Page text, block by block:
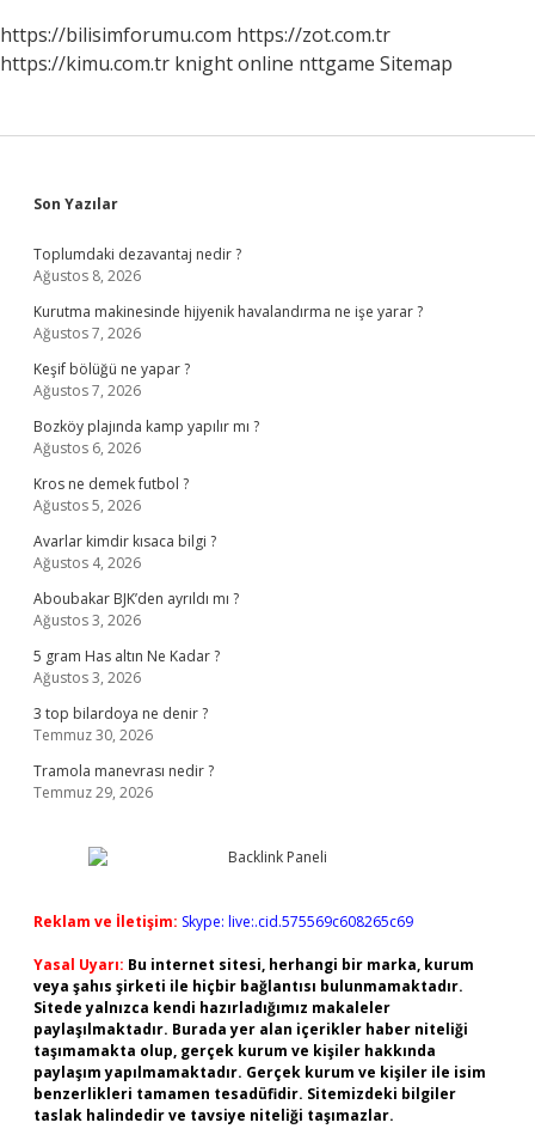
https://bilisimforumu.com https://zot.com.tr
https://kimu.com.tr knight online nttgame Sitemap
Sidebar
Son Yazılar
Toplumdaki dezavantaj nedir ?
Ağustos 8, 2026
Kurutma makinesinde hijyenik havalandırma ne işe yarar ?
Ağustos 7, 2026
Keşif bölüğü ne yapar ?
Ağustos 7, 2026
Bozköy plajında kamp yapılır mı ?
Ağustos 6, 2026
Kros ne demek futbol ?
Ağustos 5, 2026
Avarlar kimdir kısaca bilgi ?
Ağustos 4, 2026
Aboubakar BJK’den ayrıldı mı ?
Ağustos 3, 2026
5 gram Has altın Ne Kadar ?
Ağustos 3, 2026
3 top bilardoya ne denir ?
Temmuz 30, 2026
Tramola manevrası nedir ?
Temmuz 29, 2026
Reklam ve İletişim: Skype: live:.cid.575569c608265c69
Yasal Uyarı: Bu internet sitesi, herhangi bir marka, kurum
veya şahıs şirketi ile hiçbir bağlantısı bulunmamaktadır.
Sitede yalnızca kendi hazırladığımız makaleler
paylaşılmaktadır. Burada yer alan içerikler haber niteliği
taşımamakta olup, gerçek kurum ve kişiler hakkında
paylaşım yapılmamaktadır. Gerçek kurum ve kişiler ile isim
benzerlikleri tamamen tesadüfidir. Sitemizdeki bilgiler
taslak halindedir ve tavsiye niteliği taşımazlar.